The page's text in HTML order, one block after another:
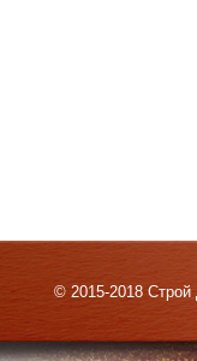
© 2015-2018 Строй